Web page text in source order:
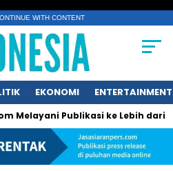
WITH CONTENT
EKONOMI ENTERTAINMENT
Publikasi ke Lebih dari